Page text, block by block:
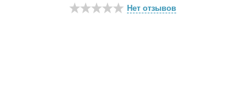
Нет отзывов